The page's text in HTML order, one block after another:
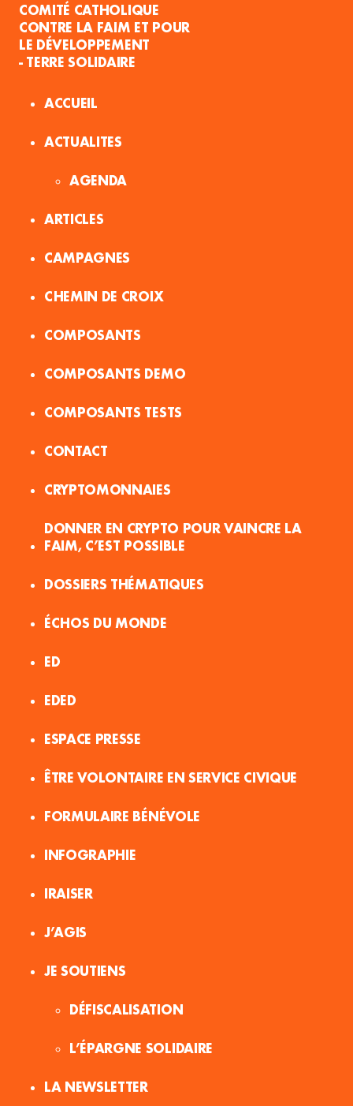
COMITÉ CATHOLIQUE
CONTRE LA FAIM ET POUR
LE DÉVELOPPEMENT
- TERRE SOLIDAIRE
ACCUEIL
ACTUALITES
AGENDA
ARTICLES
CAMPAGNES
CHEMIN DE CROIX
COMPOSANTS
COMPOSANTS DEMO
COMPOSANTS TESTS
CONTACT
CRYPTOMONNAIES
DONNER EN CRYPTO POUR VAINCRE LA
FAIM, C’EST POSSIBLE
DOSSIERS THÉMATIQUES
ÉCHOS DU MONDE
ED
EDED
ESPACE PRESSE
ÊTRE VOLONTAIRE EN SERVICE CIVIQUE
FORMULAIRE BÉNÉVOLE
INFOGRAPHIE
IRAISER
J’AGIS
JE SOUTIENS
DÉFISCALISATION
L’ÉPARGNE SOLIDAIRE
LA NEWSLETTER